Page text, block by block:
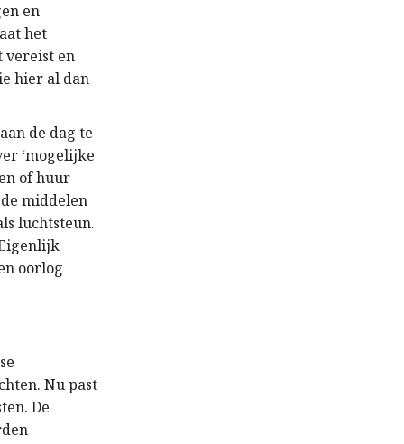
en
het
vereist en
hier al dan
de dag te
‘mogelijke
of huur
middelen
luchtsteun.
oorlog
Nu past
De